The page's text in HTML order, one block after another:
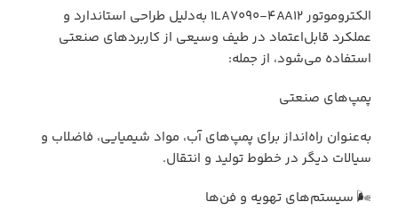
الکتروموتور 1LA7090‑4AA12 به‌دلیل طراحی استاندارد و
عملکرد قابل‌اعتماد در طیف وسیعی از کاربردهای صنعتی
استفاده می‌شود، از جمله:
پمپ‌های صنعتی
به‌عنوان راه‌انداز برای پمپ‌های آب، مواد شیمیایی، فاضلاب و
سیالات دیگر در خطوط تولید و انتقال.
🌬 سیستم‌های تهویه و فن‌ها